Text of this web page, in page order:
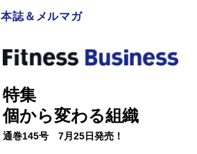
本誌＆メルマガ
特集
個から変わる組織
通巻145号 7月25日発売！